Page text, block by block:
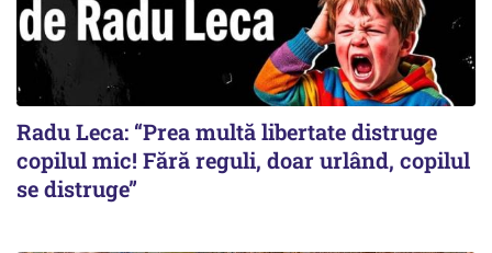
Radu Leca: “Prea multă libertate distruge
copilul mic! Fără reguli, doar urlând, copilul
se distruge”